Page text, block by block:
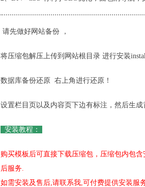
请先做好网站备份 ，
将压缩包解压上传到网站根目录 进行安装
数据库备份还原 右上角进行还原！
设置栏目页以及内容页下边有标注，然后生
安装教程：
购买模板后可直接下载压缩包，压缩包内包含
后服务.
如需安装及售后,请联系我,可付费提供安装服